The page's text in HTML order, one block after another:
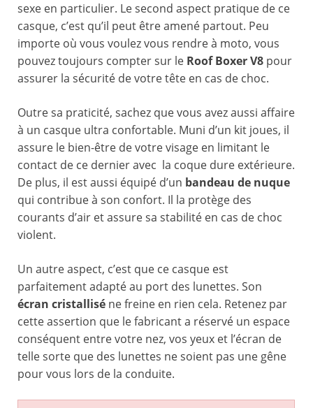
sexe en particulier. Le second aspect pratique de ce
casque, c’est qu’il peut être amené partout. Peu
importe où vous voulez vous rendre à moto, vous
pouvez toujours compter sur le Roof Boxer V8 pour
assurer la sécurité de votre tête en cas de choc.
Outre sa praticité, sachez que vous avez aussi affaire
à un casque ultra confortable. Muni d’un kit joues, il
assure le bien-être de votre visage en limitant le
contact de ce dernier avec la coque dure extérieure.
De plus, il est aussi équipé d’un bandeau de nuque
qui contribue à son confort. Il la protège des
courants d’air et assure sa stabilité en cas de choc
violent.
Un autre aspect, c’est que ce casque est
parfaitement adapté au port des lunettes. Son
écran cristallisé ne freine en rien cela. Retenez par
cette assertion que le fabricant a réservé un espace
conséquent entre votre nez, vos yeux et l’écran de
telle sorte que des lunettes ne soient pas une gêne
pour vous lors de la conduite.